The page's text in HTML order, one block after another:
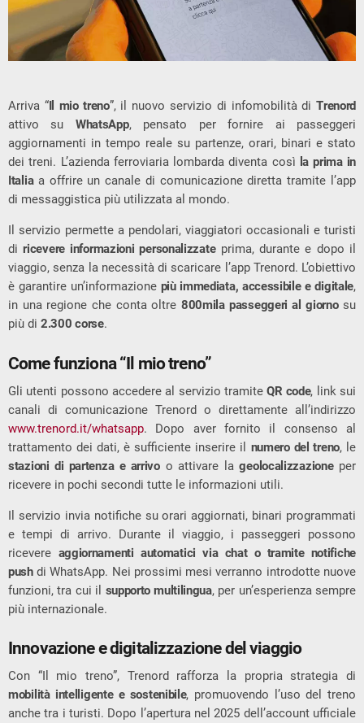
Arriva “Il mio treno”, il nuovo servizio di infomobilità diTrenord
attivo su WhatsApp, pensato per fornire ai passeggeri
aggiornamenti in tempo reale su partenze, orari, binari e stato
dei treni. L’azienda ferroviaria lombarda diventa così la prima in
Italiaa offrire un canale di comunicazione diretta tramite l’app
di messaggistica più utilizzata al mondo.
Il servizio permette a pendolari, viaggiatori occasionali e turisti
diricevere informazioni personalizzateprima, durante e dopo il
viaggio, senza la necessità di scaricare l’app Trenord. L’obiettivo
è garantire un’informazione più immediata, accessibile e digitale,
in una regione che conta oltre 800mila passeggeri al giornosu
più di 2.300 corse.
Come funziona “Il mio treno”
Gli utenti possono accedere al servizio tramiteQR code, link sui
canali di comunicazione Trenord o direttamente all’indirizzo
www.trenord.it/whatsapp. Dopo aver fornito il consenso al
trattamento dei dati, è sufficiente inserire il numero del treno, le
stazioni di partenza e arrivoo attivare lageolocalizzazioneper
ricevere in pochi secondi tutte le informazioni utili.
Il servizio invia notifiche su orari aggiornati, binari programmati
e tempi di arrivo. Durante il viaggio, i passeggeri possono
ricevere aggiornamenti automatici via chat o tramite notifiche
pushdi WhatsApp. Nei prossimi mesi verranno introdotte nuove
funzioni, tra cui il supporto multilingua, per un’esperienza sempre
più internazionale.
Innovazione e digitalizzazione del viaggio
Con “Il mio treno”, Trenord rafforza la propria strategia di
mobilità intelligente e sostenibile, promuovendo l’uso del treno
anche tra i turisti. Dopo l’apertura nel 2025 dell’account ufficiale